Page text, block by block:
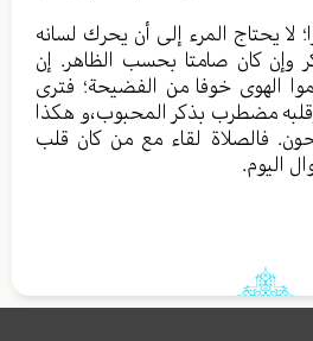
لا يحتاج المرء إلى أن يحرك لسانه
وإن كان صامتا بحسب الظاهر. إن
الهوى خوفا من الفضيحة؛ فترى
مضطرب بذكر المحبوب،و هكذا
فالصلاة لقاء مع من كان قلب
اليوم.